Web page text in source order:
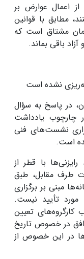
اعمال عوارض بر
مطابق با قوانین
مشتاق است که
باقی بماند.
نشده است
در پاسخ به سؤال
در چارچوب یادداشت
نشست‌های فنی
است.
با قطر از
طرف مقابل، طبق
مبنی بر برگزاری
مورد تأیید نیست.
تعیین
در خصوص تاریخ
در این خصوص از